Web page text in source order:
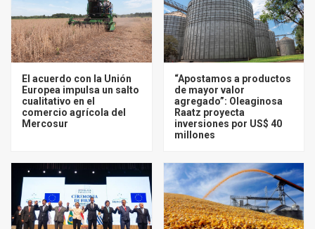
El acuerdo con la Unión
Europea impulsa un salto
cualitativo en el
comercio agrícola del
Mercosur
“Apostamos a productos
de mayor valor
agregado”: Oleaginosa
Raatz proyecta
inversiones por US$ 40
millones